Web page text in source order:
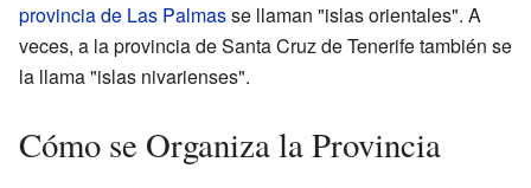
provincia de Las Palmasse llaman "islas orientales". A
veces, a la provincia de Santa Cruz de Tenerife también se
la llama "islas nivarienses".
Cómo se Organiza la Provincia